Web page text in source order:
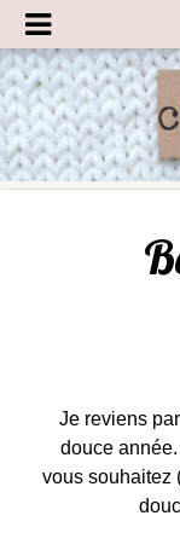
Je reviens
douce
vous souhaitez